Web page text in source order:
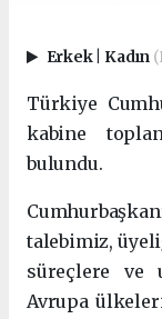
Erkek Kadın
Türkiye
kabine
bulundu.
talebimiz,
süreçlere ve
Avrupa